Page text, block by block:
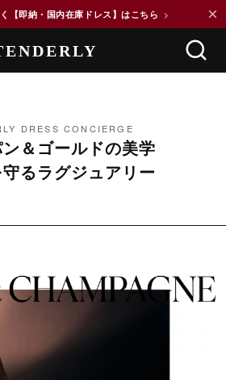
【即納・国内在庫ドレス】はこちら > ×
DRESS CONCIERGE
＆ゴールドの美学
るラグジュアリー